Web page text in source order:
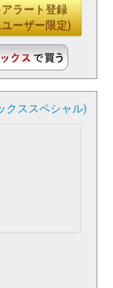
ラート登録
ーザー限定)
クススペシャル)